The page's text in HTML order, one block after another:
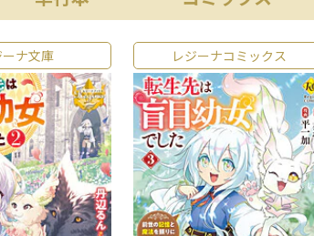
ーナ文庫 レジーナコミックス